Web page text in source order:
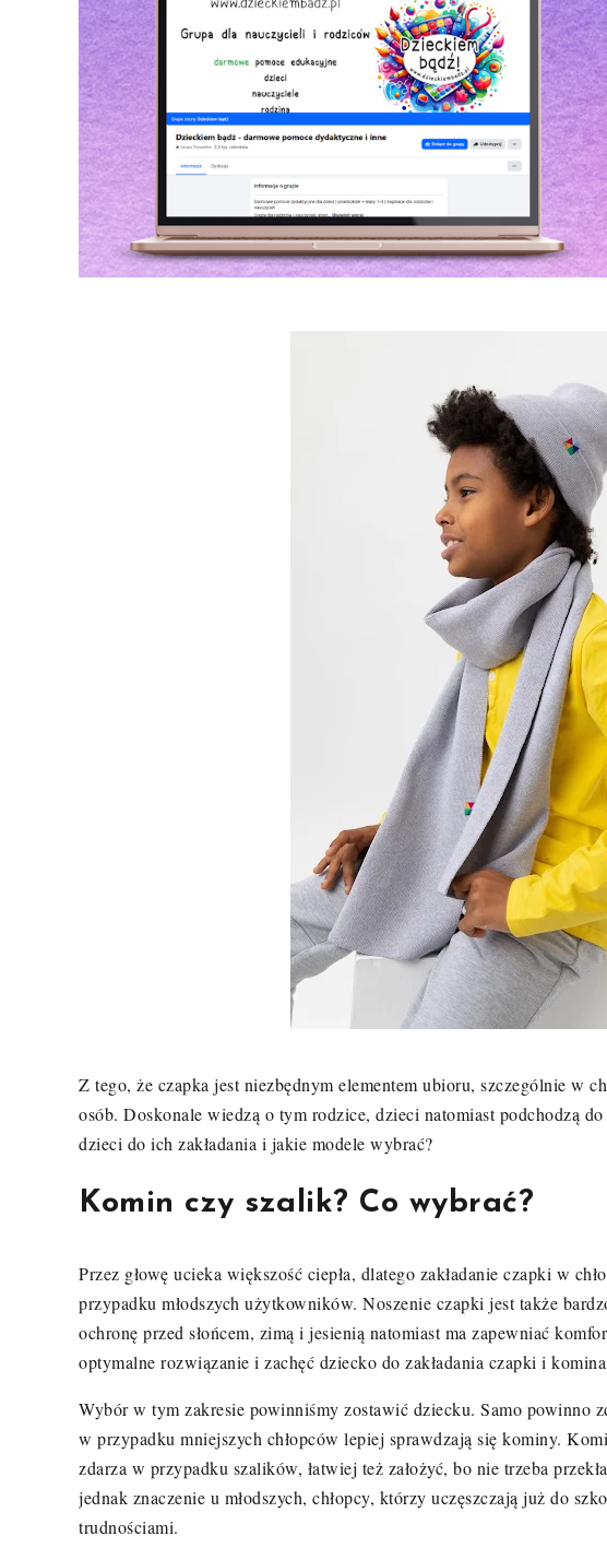
Z tego, że czapka jest niezbędnym elementem ubioru, szczególnie w
osób. Doskonale wiedzą o tym rodzice, dzieci natomiast podchodzą
dzieci do ich zakładania i jakie modele wybrać?
Komin czy szalik? Co wybrać?
Przez głowę ucieka większość ciepła, dlatego zakładanie czapki w
przypadku młodszych użytkowników. Noszenie czapki jest także
ochronę przed słońcem, zimą i jesienią natomiast ma zapewniać
optymalne rozwiązanie i zachęć dziecko do zakładania czapki i
Wybór w tym zakresie powinniśmy zostawić dziecku. Samo powinno
w przypadku mniejszych chłopców lepiej sprawdzają się kominy.
zdarza w przypadku szalików, łatwiej też założyć, bo nie trzeba
jednak znaczenie u młodszych, chłopcy, którzy uczęszczają już do
trudnościami.